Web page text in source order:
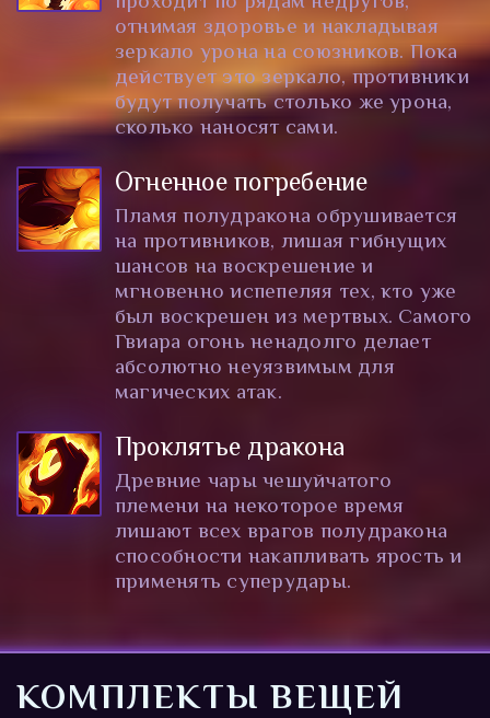
отнимая здоровье и накладывая
зеркало урона на союзников. Пока
действует это зеркало, противники
будут получать столько же урона,
сколько наносят сами.
Огненное погребение
Пламя полудракона обрушивается
на противников, лишая гибнущих
шансов на воскрешение и
мгновенно испепеляя тех, кто уже
был воскрешен из мертвых. Самого
Гвиара огонь ненадолго делает
абсолютно неуязвимым для
магических атак.
Проклятье дракона
Древние чары чешуйчатого
племени на некоторое время
лишают всех врагов полудракона
способности накапливать ярость и
применять суперудары.
КОМПЛЕКТЫ ВЕЩЕЙ